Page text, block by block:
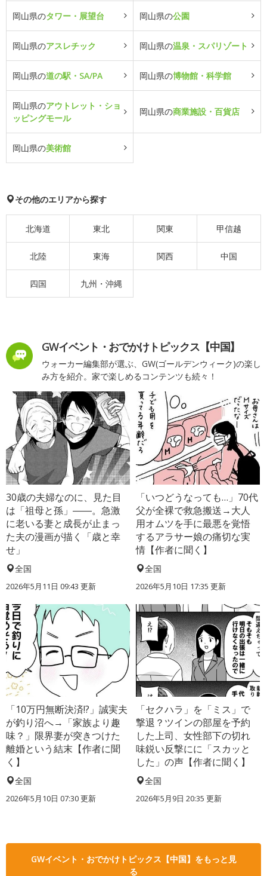
岡山県のタワー・展望台 岡山県の公園
岡山県のアスレチック 岡山県の温泉・スパリゾート
岡山県の道の駅・SA/PA 岡山県の博物館・科学館
岡山県のアウトレット・ショ
ッピングモール
岡山県の商業施設・百貨店
岡山県の美術館
その他のエリアから探す
北海道 東北 関東 甲信越
北陸 東海 関西 中国
四国 九州・沖縄
GWイベント・おでかけトピックス【中国】
ウォーカー編集部が選ぶ、GW(ゴールデンウィーク)の楽し
み方を紹介。家で楽しめるコンテンツも続々！
30歳の夫婦なのに、見た目
は「祖母と孫」――。急激
に老いる妻と成長が止まっ
た夫の漫画が描く「歳と幸
せ」
全国
2026年5月11日 09:43 更新
「いつどうなっても…」70代
父が全裸で救急搬送→大人
用オムツを手に最悪を覚悟
するアラサー娘の痛切な実
情【作者に聞く】
全国
2026年5月10日 17:35 更新
「10万円無断決済!?」誠実夫
が釣り沼へ→「家族より趣
味？」限界妻が突きつけた
離婚という結末【作者に聞
く】
全国
2026年5月10日 07:30 更新
「セクハラ」を「ミス」で
撃退？ツインの部屋を予約
した上司、女性部下の切れ
味鋭い反撃にに「スカッと
した」の声【作者に聞く】
全国
2026年5月9日 20:35 更新
GWイベント・おでかけトピックス【中国】をもっと見
る